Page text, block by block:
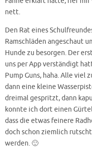
nett.
Den Rat eines
Ramschläden angeschaut
Hunde zu besorgen. Der
uns per App verständigt
Pump Guns, haha. Alle viel
dann eine kleine
dreimal gespritzt, dann
konnte ich dort einen
dass die etwas feinere
doch schon ziemlich
werden. 🙂